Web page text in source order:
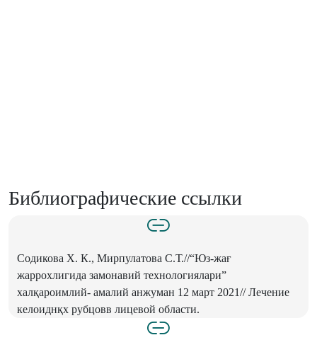
Библиографические ссылки
Содикова Х. К., Мирпулатова С.Т.//“Юз-жағ
жаррохлигида замонавий технологиялари”
халқароимлий- амалий анжуман 12 март 2021// Лечение
келоиднқх рубцовв лицевой области.